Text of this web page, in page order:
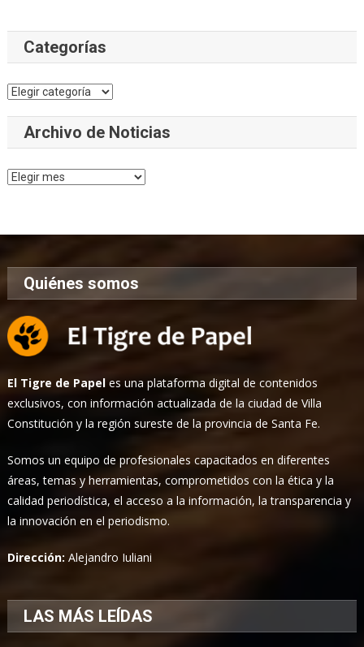
Categorías
Categorías
Archivo de Noticias
Archivo
Quiénes somos
El Tigre de Papel es una plataforma digital de contenidos
exclusivos, con información actualizada de la ciudad de Villa
Constitución y la región sureste de la provincia de Santa Fe.
Somos un equipo de profesionales capacitados en diferentes
áreas, temas y herramientas, comprometidos con la ética y la
calidad periodística, el acceso a la información, la transparencia y
la innovación en el periodismo.
Dirección:Alejandro Iuliani
LAS MÁS LEÍDAS